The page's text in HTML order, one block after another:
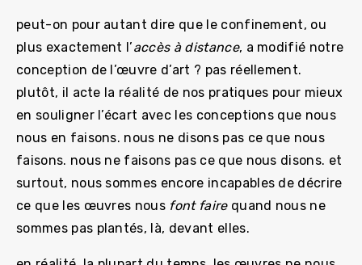
peut-on pour autant dire que le confinement, ou
plus exactement l’accès à distance, a modifié notre
conception de l’œuvre d’art ? pas réellement.
plutôt, il acte la réalité de nos pratiques pour mieux
en souligner l’écart avec les conceptions que nous
nous en faisons. nous ne disons pas ce que nous
faisons. nous ne faisons pas ce que nous disons. et
surtout, nous sommes encore incapables de décrire
ce que les œuvres nous font fairequand nous ne
sommes pas plantés, là, devant elles.